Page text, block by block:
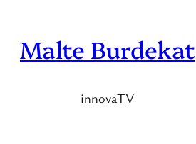
springen
Malte Burdekat
innovaTV